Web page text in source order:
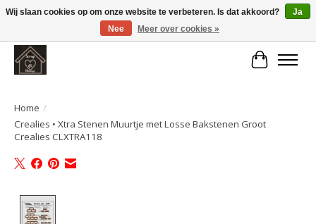
Large selection of products and fast shipping!
Home /
Crealies • Xtra Stenen Muurtje met Losse Bakstenen Groot
Crealies CLXTRA118
Wij slaan cookies op om onze website te verbeteren. Is dat akkoord?
Ja
Nee
Meer over cookies »